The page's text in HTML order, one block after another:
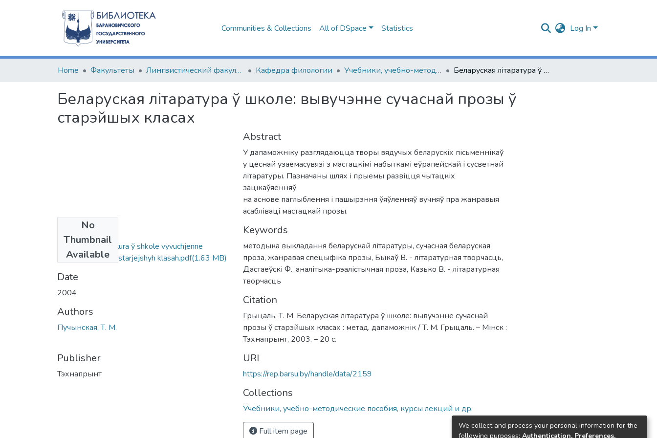
Communities & Collections All of DSpace Statistics Log In
Home Факультеты Лингвистический факультет Кафедра филологии Учебники, учебно-методические пособия, курсы лекций и др. Беларуская літаратура ў школе: вывучэнне сучаснай прозы ў старэйшых класах
Беларуская літаратура ў школе: вывучэнне сучаснай прозы ў
старэйшых класах
No
Thumbnail
Available
Belaruskaja lіtaratura ў shkole vyvuchjenne
suchasnaj prozy ў starjejshyh klasah.pdf(1.63 MB)
Date
2004
Authors
Пучынская, Т. М.
Publisher
Тэхнапрынт
Abstract
У дапаможніку разглядаюцца творы вядучых беларускіх пісьменнікаў
у цеснай узаемасувязі з мастацкімі набыткамі еўрапейскай і сусветнай
літаратуры. Пазначаны шлях і прыемы развіцця чытацкіх
зацікаўяенняў
на аснове паглыблення і пашырэння ўяўлeнняў вучняў пра жанравыя
асабліваці мастацкай прозы.
Keywords
методыка выкладання беларускай літаратуры, сучасная беларуская
проза, жанравая спецыфіка прозы, Быкаў В. - літаратурная творчасць,
Дастаеўскі Ф., аналітыка-рэалістычная проза, Казько В. - літаратурная
творчасць
Citation
Грыцаль, Т. М. Беларуская літаратура ў школе: вывучэнне сучаснай
прозы ў старэйшых класах : метад. дапаможнік / Т. М. Грыцаль. – Мінск :
Тэхнапрынт, 2003. – 20 с.
URI
https://rep.barsu.by/handle/data/2159
Collections
Учебники, учебно-методические пособия, курсы лекций и др.
Full item page
We collect and process your personal information for the
following purposes: Authentication, Preferences,